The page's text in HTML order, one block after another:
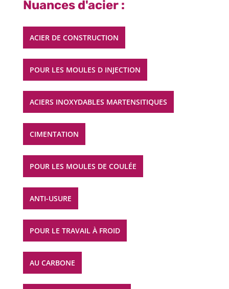
Nuances d'acier :
ACIER DE CONSTRUCTION
POUR LES MOULES D INJECTION
ACIERS INOXYDABLES MARTENSITIQUES
CIMENTATION
POUR LES MOULES DE COULÉE
ANTI-USURE
POUR LE TRAVAIL À FROID
AU CARBONE